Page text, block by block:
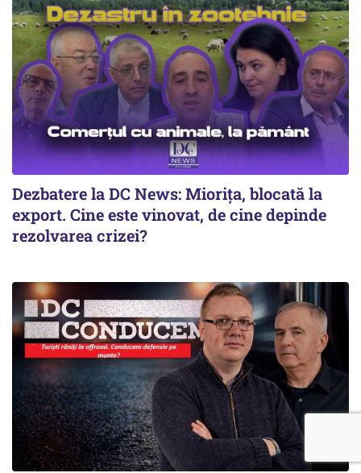
Dezbatere la DC News: Miorița, blocată la
export. Cine este vinovat, de cine depinde
rezolvarea crizei?